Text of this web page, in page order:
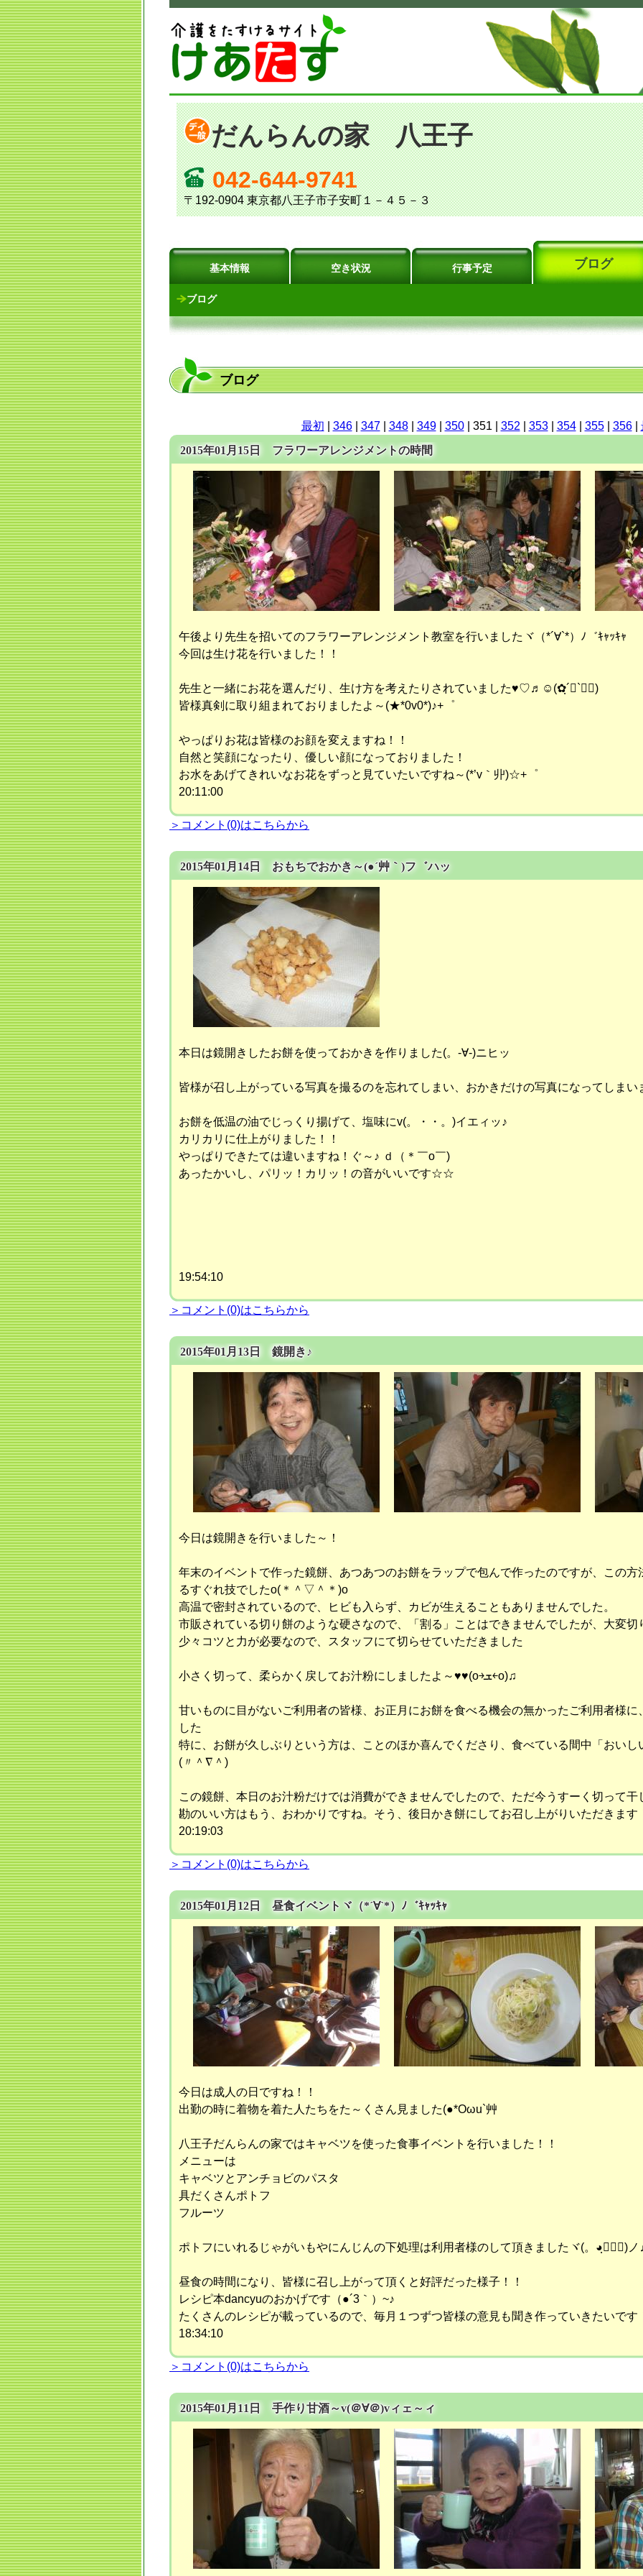
だんらんの家 八王子
042-644-9741
〒192-0904 東京都八王子市子安町１－４５－３
基本情報 空き状況 行事予定 ブログ
ブログ
ブログ
最初 346| 347| 348| 349| 350| 351 | 352 353| 354| 355| 356|
2015年01月15日 フラワーアレンジメントの時間
午後より先生を招いてのフラワーアレンジメント教室を行いましたヾ（*´∀`*）ﾉ゛ｷｬｯｷｬ
今回は生け花を行いました！！
先生と一緒にお花を選んだり、生け方を考えたりされていました♥♡♬☺(✿ฺ´∀`✿ฺ)
皆様真剣に取り組まれておりましたよ～(★*0v0*)♪+゜
やっぱりお花は皆様のお顔を変えますね！！
自然と笑顔になったり、優しい顔になっておりました！
お水をあげてきれいなお花をずっと見ていたいですね～(*’v｀丱)☆+゜
20:11:00
＞コメント(0)はこちらから
2015年01月14日 おもちでおかき～(●´艸｀)フ゛ハッ
本日は鏡開きしたお餅を使っておかきを作りました(。-∀-)ニヒッ
皆様が召し上がっている写真を撮るのを忘れてしまい、おかきだけの写真になってしま
お餅を低温の油でじっくり揚げて、塩味にv(。・・。)イエィッ♪
カリカリに仕上がりました！！
やっぱりできたては違いますね！ぐ～♪ ｄ（＊￣o￣)
あったかいし、パリッ！カリッ！の音がいいです☆☆
19:54:10
＞コメント(0)はこちらから
2015年01月13日 鏡開き♪
今日は鏡開きを行いました～！
年末のイベントで作った鏡餅、あつあつのお餅をラップで包んで作ったのですが、この
るすぐれ技でしたo(＊＾▽＾＊)o
高温で密封されているので、ヒビも入らず、カビが生えることもありませんでした。
市販されている切り餅のような硬さなので、「割る」ことはできませんでしたが、大変
少々コツと力が必要なので、スタッフにて切らせていただきました
小さく切って、柔らかく戻してお汁粉にしましたよ～♥♥(o￫ܫ￩o)♫
甘いものに目がないご利用者の皆様、お正月にお餅を食べる機会の無かったご利用者様
した
特に、お餅が久しぶりという方は、ことのほか喜んでくださり、食べている間中「おい
(〃＾∇＾)
この鏡餅、本日のお汁粉だけでは消費ができませんでしたので、ただ今うすーく切って干
勘のいい方はもう、おわかりですね。そう、後日かき餅にしてお召し上がりいただきます
20:19:03
＞コメント(0)はこちらから
2015年01月12日 昼食イベントヾ（*´∀`*）ﾉ゛ｷｬｯｷｬ
今日は成人の日ですね！！
出勤の時に着物を着た人たちをた～くさん見ました(●*Oωu`艸
八王子だんらんの家ではキャベツを使った食事イベントを行いました！！
メニューは
キャベツとアンチョビのパスタ
具だくさんポトフ
フルーツ
ポトフにいれるじゃがいもやにんじんの下処理は利用者様のして頂きましたヾ(。◕ฺ∀◕ฺ)
昼食の時間になり、皆様に召し上がって頂くと好評だった様子！！
レシピ本dancyuのおかげです（●´3｀）~♪
たくさんのレシピが載っているので、毎月１つずつ皆様の意見も聞き作っていきたいです
18:34:10
＞コメント(0)はこちらから
2015年01月11日 手作り甘酒～v(＠∀＠)vィェ～ィ